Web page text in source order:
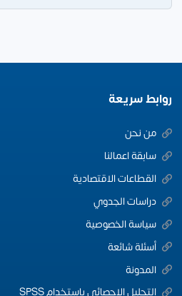
روابط سريعة
من نحن
سابقة اعمالنا
القطاعات الاقتصادية
دراسات الجدوي
سياسة الخصوصية
أسئلة شائعة
المدونة
التحليل الإحصائي باستخدام SPSS